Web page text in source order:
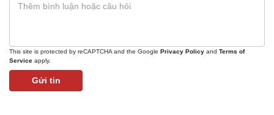
This site is protected by reCAPTCHA and the Google Privacy Policy and Terms of
Service apply.
Gửi tin